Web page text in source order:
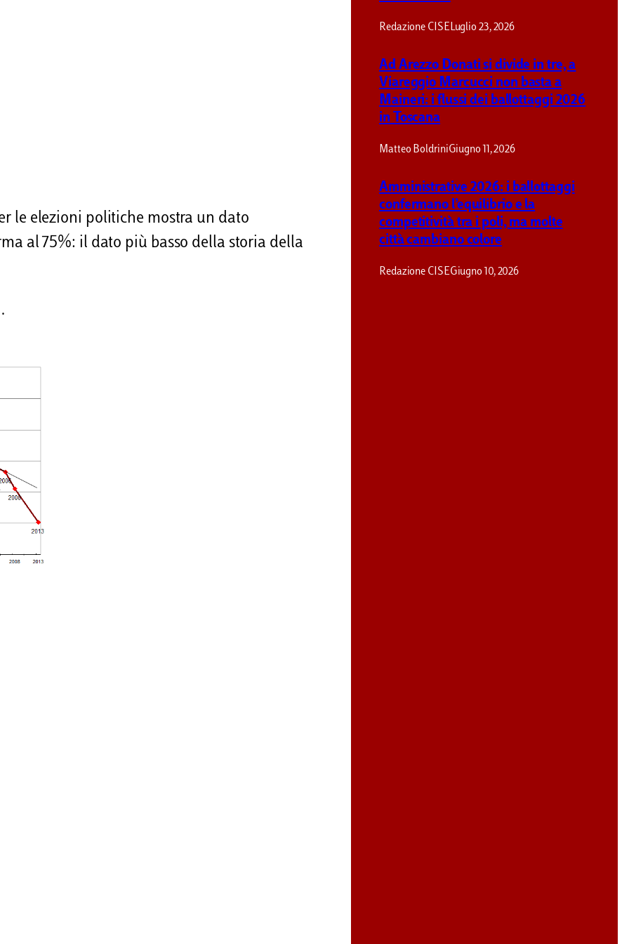
le elezioni politiche mostra un dato
al 75%: il dato più basso della storia della
Redazione CISE Luglio 23, 2026
Ad Arezzo Donati si divide in tre, a
Viareggio Marcucci non basta a
Maineri: i flussi dei ballottaggi 2026
in Toscana
Matteo BoldriniGiugno 11, 2026
Amministrative 2026: i ballottaggi
confermano l’equilibrio e la
competitività tra i poli, ma molte
città cambiano colore
Redazione CISEGiugno 10, 2026